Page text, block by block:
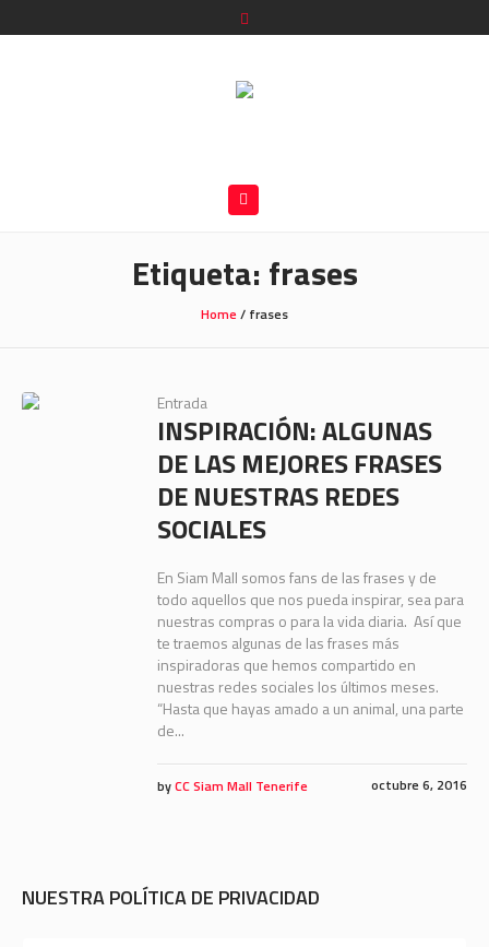
Etiqueta: frases
Home/ frases
Entrada
INSPIRACIÓN: ALGUNAS
DE LAS MEJORES FRASES
DE NUESTRAS REDES
SOCIALES
En Siam Mall somos fans de las frases y de
todo aquellos que nos pueda inspirar, sea para
nuestras compras o para la vida diaria. Así que
te traemos algunas de las frases más
inspiradoras que hemos compartido en
nuestras redes sociales los últimos meses.
“Hasta que hayas amado a un animal, una parte
de...
octubre 6, 2016
byCC Siam Mall Tenerife
NUESTRA POLÍTICA DE PRIVACIDAD